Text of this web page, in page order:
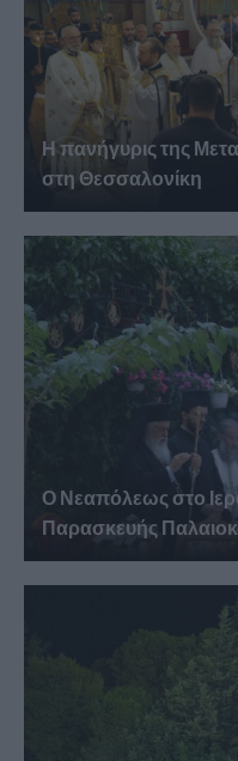
Η πανήγυρις της
στη Θεσσαλονίκη
Ο Νεαπόλεως στο
Παρασκευής